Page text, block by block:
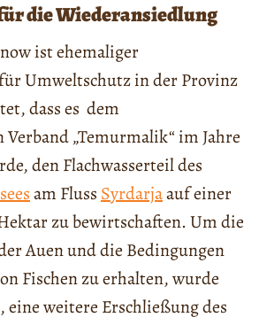
die Wiederansiedlung
ist ehemaliger
Umweltschutz in der Provinz
dass es dem
„Temurmalik“ im Jahre
den Flachwasserteil des
am Fluss Syrdarjaauf einer
zu bewirtschaften. Um die
Auen und die Bedingungen
Fischen zu erhalten, wurde
eine weitere Erschließung des